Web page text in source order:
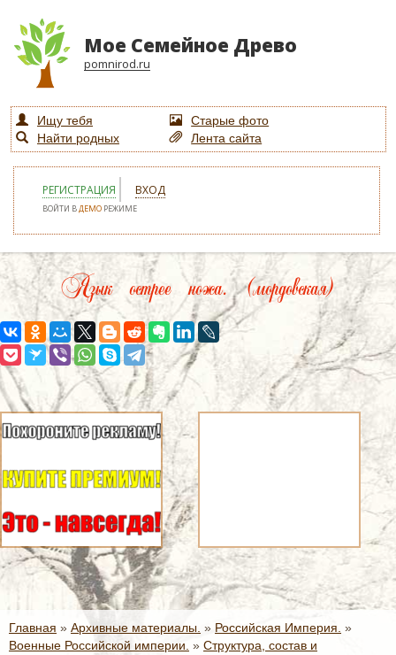
Мое Семейное Древо
pomnirod.ru
Ищу тебя
Старые фото
Найти родных
Лента сайта
РЕГИСТРАЦИЯ ВХОД
ВОЙТИ ВДЕМО РЕЖИМЕ
Язык острее ножа. (мордовская)
Главная » Архивные материалы. » Российская Империя. »
Военные Российской империи. » Структура, состав и